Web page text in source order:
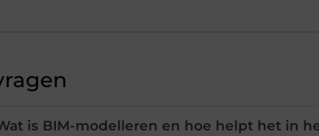
is BIM-modelleren en hoe helpt het in